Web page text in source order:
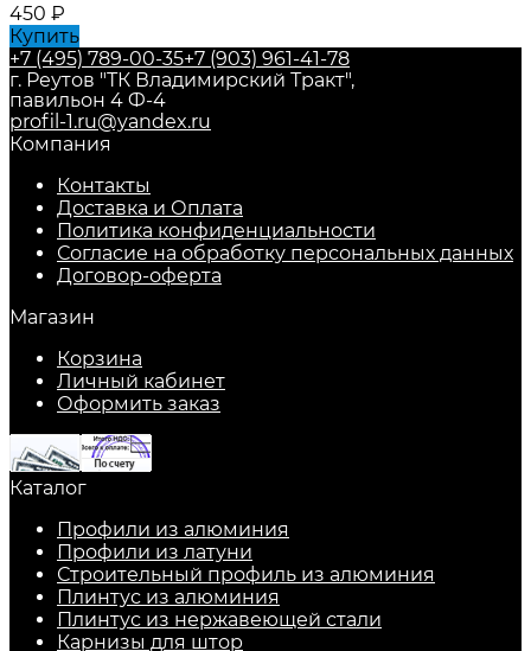
450 ₽
Купить
+7 (495) 789-00-35+7 (903) 961-41-78
г. Реутов "ТК Владимирский Тракт",
павильон 4 Ф-4
profil-1.ru@yandex.ru
Компания
Контакты
Доставка и Оплата
Политика конфиденциальности
Согласие на обработку персональных данных
Договор-оферта
Магазин
Корзина
Личный кабинет
Оформить заказ
Каталог
Профили из алюминия
Профили из латуни
Строительный профиль из алюминия
Плинтус из алюминия
Плинтус из нержавеющей стали
Карнизы для штор